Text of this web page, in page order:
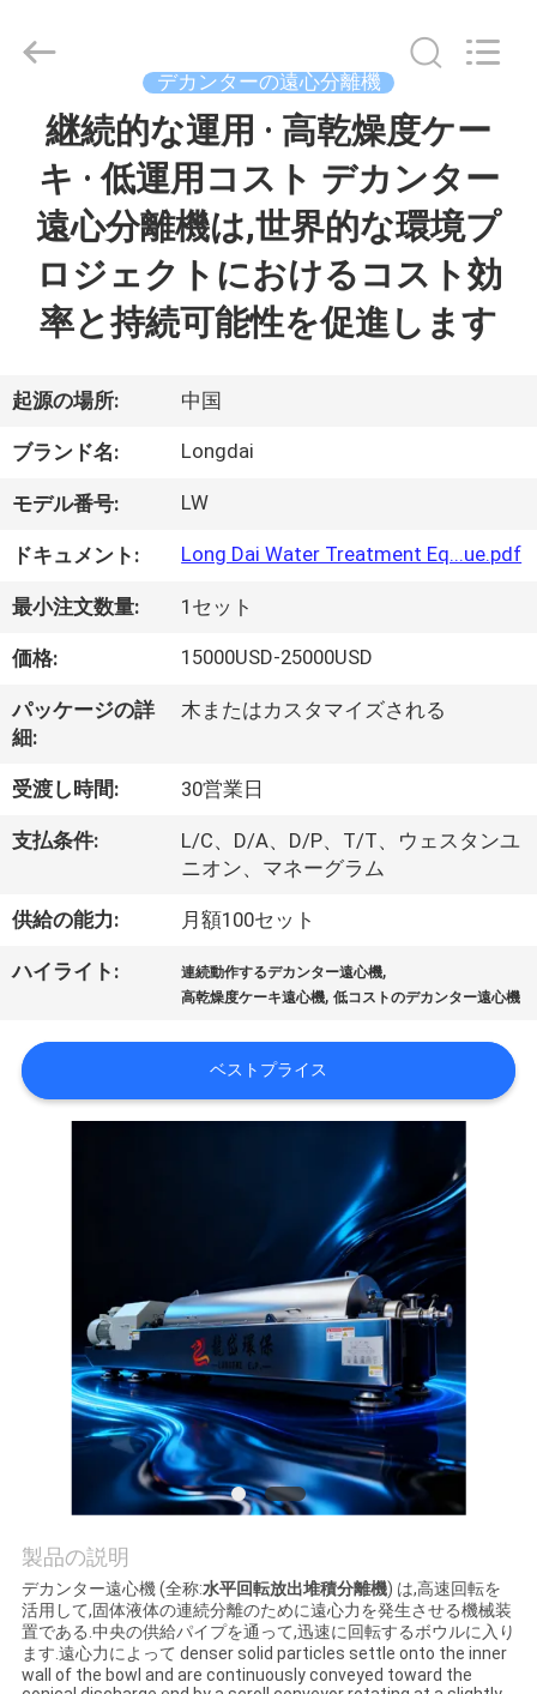
ビ
デ
オ
VR
シ
ョ
ー
わ
た
た
ち
つ
品
質
管
理
2021
Environmental
Protection
Reserved.
デカンターの遠心分離機
継続的な運用 · 高乾燥度ケー
キ · 低運用コスト デカンター
遠心分離機は,世界的な環境プ
ロジェクトにおけるコスト効
率と持続可能性を促進します
起源の場所: 中国
ブランド名: Longdai
モデル番号: LW
ドキュメント: Long Dai Water Treatment Eq...ue.pdf
最小注文数量: 1セット
価格: 15000USD-25000USD
パッケージの詳
細:
木またはカスタマイズされる
受渡し時間: 30営業日
支払条件:
L/C、D/A、D/P、T/T、ウェスタンユ
ニオン、マネーグラム
供給の能力: 月額100セット
ハイライト: 連続動作するデカンター遠心機,
高乾燥度ケーキ遠心機,低コストのデカンター遠心機
ベストプライス
製品の説明
デカンター遠心機 (全称:水平回転放出堆積分離機) は,高速回転を
活用して,固体液体の連続分離のために遠心力を発生させる機械装
置である.中央の供給パイプを通って,迅速に回転するボウルに入り
ます.遠心力によって denser solid particles settle onto the inner
wall of the bowl and are continuously conveyed toward the